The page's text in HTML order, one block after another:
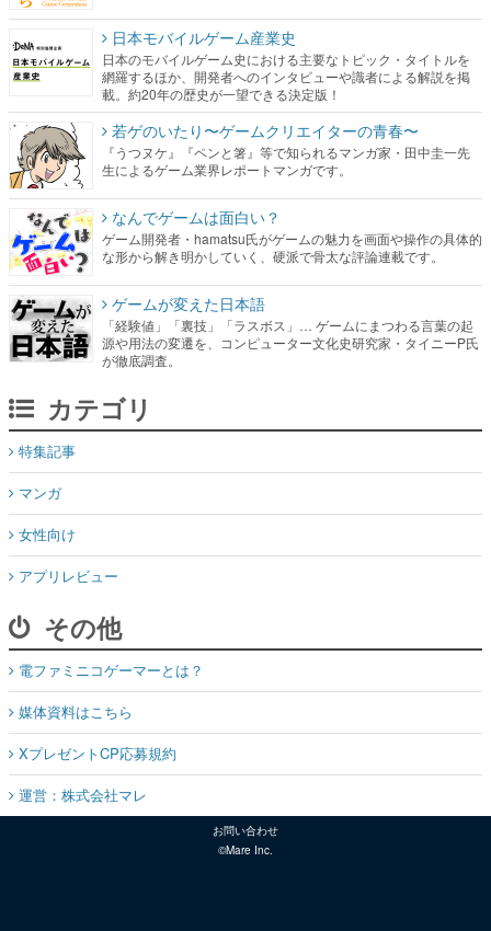
日本モバイルゲーム産業史
日本のモバイルゲーム史における主要なトピック・タイトルを
網羅するほか、開発者へのインタビューや識者による解説を掲
載。約20年の歴史が一望できる決定版！
若ゲのいたり〜ゲームクリエイターの青春〜
『うつヌケ』『ペンと箸』等で知られるマンガ家・田中圭一先
生によるゲーム業界レポートマンガです。
なんでゲームは面白い？
ゲーム開発者・hamatsu氏がゲームの魅力を画面や操作の具体的
な形から解き明かしていく、硬派で骨太な評論連載です。
ゲームが変えた日本語
「経験値」「裏技」「ラスボス」… ゲームにまつわる言葉の起
源や用法の変遷を、コンピューター文化史研究家・タイニーP氏
が徹底調査。
カテゴリ
特集記事
マンガ
女性向け
アプリレビュー
その他
電ファミニコゲーマーとは？
媒体資料はこちら
XプレゼントCP応募規約
運営：株式会社マレ
お問い合わせ
©Mare Inc.